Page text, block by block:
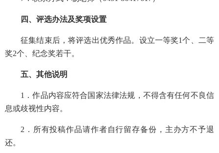
四、评选办法及奖项设置
征集结束后，将评选出优秀作品。设立一等奖1个、二等
奖2个、纪念奖若干。
五、其他说明
1．作品内容应符合国家法律法规，不得含有任何不良信
息或歧视性内容。
2．所有投稿作品请作者自行留存备份，主办方不予退
还。